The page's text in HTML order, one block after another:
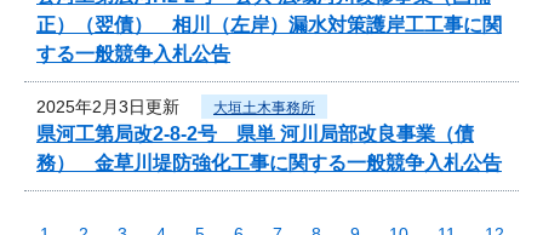
正）（翌債） 相川（左岸）漏水対策護岸工工事に関
する一般競争入札公告
2025年2月3日更新 大垣土木事務所
県河工第局改2-8-2号 県単 河川局部改良事業（債
務） 金草川堤防強化工事に関する一般競争入札公告